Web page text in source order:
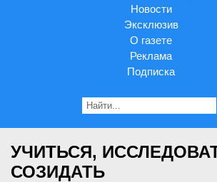
Новости
Эксклюзив
О газете
Реклама
Подписка
УЧИТЬСЯ,
СОЗИДАТЬ